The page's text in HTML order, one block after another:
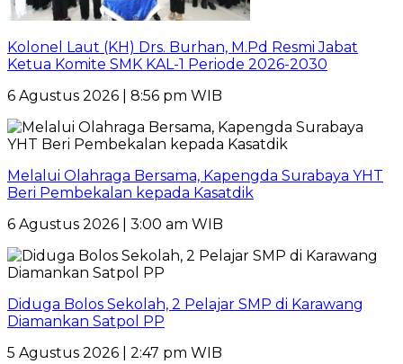
Kolonel Laut (KH) Drs. Burhan, M.Pd Resmi Jabat
Ketua Komite SMK KAL-1 Periode 2026-2030
6 Agustus 2026 | 8:56 pm WIB
Melalui Olahraga Bersama, Kapengda Surabaya YHT
Beri Pembekalan kepada Kasatdik
6 Agustus 2026 | 3:00 am WIB
Diduga Bolos Sekolah, 2 Pelajar SMP di Karawang
Diamankan Satpol PP
5 Agustus 2026 | 2:47 pm WIB